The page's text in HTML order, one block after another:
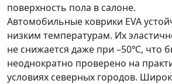
поверхность пола в салоне.
Автомобильные коврики EVA
низким температурам. Их
не снижается даже при –50℃, что
неоднократно проверено на
условиях северных городов.